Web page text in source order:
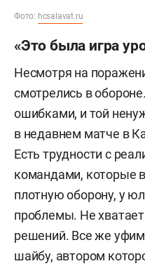
Фото: hcsalavat.ru
«Это была игра
Несмотря на
смотрелись в
ошибками, и той
в недавнем матче в
Есть трудности с
командами, которые
плотную оборону, у
проблемы. Не
решений. Все же
шайбу, автором